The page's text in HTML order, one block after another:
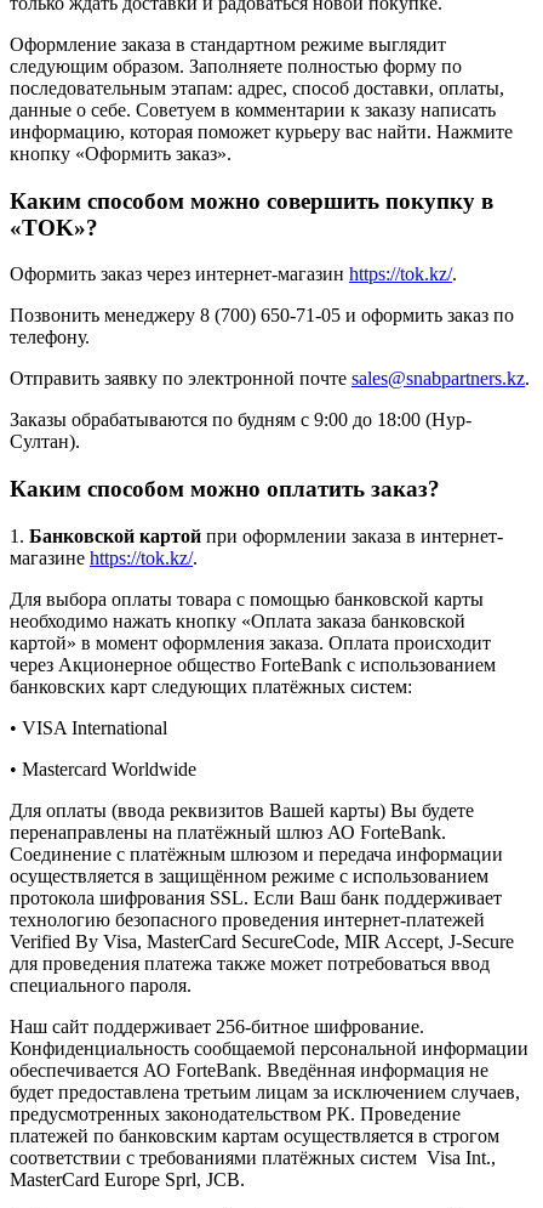
Оформление заказа в стандартном режиме выглядит
следующим образом. Заполняете полностью форму по
последовательным этапам: адрес, способ доставки, оплаты,
данные о себе. Советуем в комментарии к заказу написать
информацию, которая поможет курьеру вас найти. Нажмите
кнопку «Оформить заказ».
Каким способом можно совершить покупку в
«TOK»?
Оформить заказ через интернет-магазин https://tok.kz/.
Позвонить менеджеру 8 (700) 650-71-05 и оформить заказ по
телефону.
Отправить заявку по электронной почте sales@snabpartners.kz.
Заказы обрабатываются по будням с 9:00 до 18:00 (Нур-
Султан).
Каким способом можно оплатить заказ?
1. Банковской картой при оформлении заказа в интернет-
магазине https://tok.kz/.
Для выбора оплаты товара с помощью банковской карты
необходимо нажать кнопку «Оплата заказа банковской
картой» в момент оформления заказа. Оплата происходит
через Акционерное общество ForteBank с использованием
банковских карт следующих платёжных систем:
• VISA International
• Mastercard Worldwide
Для оплаты (ввода реквизитов Вашей карты) Вы будете
перенаправлены на платёжный шлюз АО ForteBank.
Соединение с платёжным шлюзом и передача информации
осуществляется в защищённом режиме с использованием
протокола шифрования SSL. Если Ваш банк поддерживает
технологию безопасного проведения интернет-платежей
Verified By Visa, MasterCard SecureCode, MIR Accept, J-Secure
для проведения платежа также может потребоваться ввод
специального пароля.
Наш сайт поддерживает 256-битное шифрование.
Конфиденциальность сообщаемой персональной информации
обеспечивается АО ForteBank. Введённая информация не
будет предоставлена третьим лицам за исключением случаев,
предусмотренных законодательством РК. Проведение
платежей по банковским картам осуществляется в строгом
соответствии с требованиями платёжных систем Visa Int.,
MasterCard Europe Sprl, JCB.